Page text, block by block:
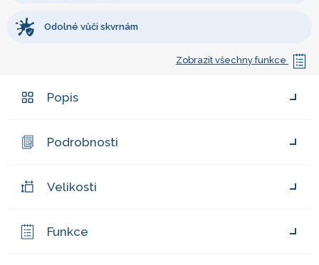
Odolné vůči skvrnám
Zobrazit všechny funkce
Popis
Podrobnosti
Velikosti
Funkce